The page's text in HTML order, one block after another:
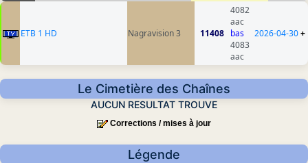
ETB 1 HD Nagravision 3 11408
4082
aac
bas
4083
aac
2026-04-30+
Le Cimetière des Chaînes
AUCUN RESULTAT TROUVE
Corrections / mises à jour
Légende